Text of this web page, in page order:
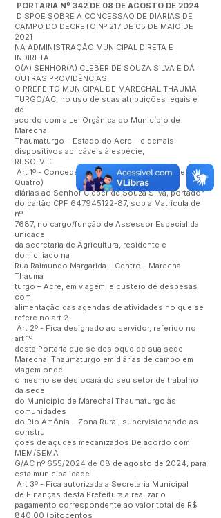
PORTARIA Nº 342 DE 08 DE AGOSTO DE 2024
DISPÕE SOBRE A CONCESSÃO DE DIÁRIAS DE
CAMPO DO DECRETO Nº 217 DE 05 DE MAIO DE
2021
NA ADMINISTRAÇÃO MUNICIPAL DIRETA E
INDIRETA
O(A) SENHOR(A) CLEBER DE SOUZA SILVA E DÁ
OUTRAS PROVIDÊNCIAS
O PREFEITO MUNICIPAL DE MARECHAL THAUMA
TURGO/AC, no uso de suas atribuições legais e
de
acordo com a Lei Orgânica do Município de
Marechal
Thaumaturgo – Estado do Acre – e demais
dispositivos aplicáveis à espécie,
RESOLVE:
Art 1º - Conceder o quantitativo de 24 (Vinte e
Quatro)
diárias ao Senhor Cleber de Souza Silva, portador
do cartão CPF 647945122-87, sob a Matrícula de
nº
7687, no cargo/função de Assessor Especial da
unidade
da secretaria de Agricultura, residente e
domiciliado na
Rua Raimundo Margarida – Centro - Marechal
Thauma
turgo – Acre, em viagem, e custeio de despesas
com
alimentação das agendas de atividades no que se
refere no art 2
Art 2º - Fica designado ao servidor, referido no
art 1º
desta Portaria que se desloque de sua sede
Marechal Thaumaturgo em diárias de campo em
viagem onde
o mesmo se deslocará do seu setor de trabalho
da sede
do Município de Marechal Thaumaturgo às
comunidades
do Rio Amônia – Zona Rural, supervisionando as
constru
ções de açudes mecanizados De acordo com
MEM/SEMA
G/AC nº 655/2024 de 08 de agosto de 2024, para
esta municipalidade
Art 3º - Fica autorizada a Secretaria Municipal
de Finanças desta Prefeitura a realizar o
pagamento correspondente ao valor total de R$
840,00 (oitocentos